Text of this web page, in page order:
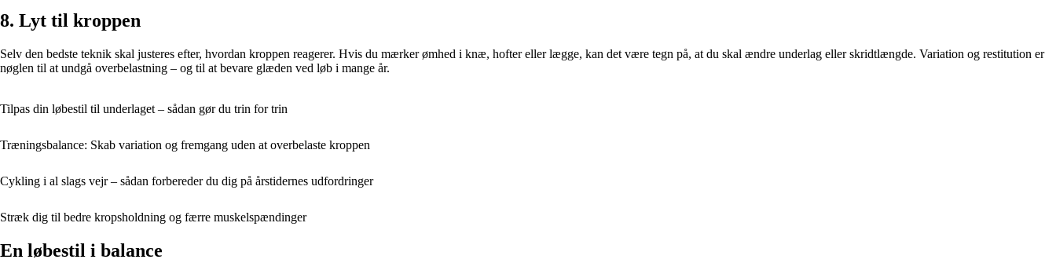
8. Lyt til kroppen
Selv den bedste teknik skal justeres efter, hvordan kroppen reagerer. Hvis du mærker ømhed i knæ, hofter eller lægge, kan det være tegn på, at du skal ændre underlag eller skridtlængde. Variation og restitution er
nøglen til at undgå overbelastning – og til at bevare glæden ved løb i mange år.
Tilpas din løbestil til underlaget – sådan gør du trin for trin
Træningsbalance: Skab variation og fremgang uden at overbelaste kroppen
Cykling i al slags vejr – sådan forbereder du dig på årstidernes udfordringer
Stræk dig til bedre kropsholdning og færre muskelspændinger
En løbestil i balance